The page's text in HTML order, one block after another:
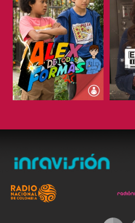
ESCUCHAR